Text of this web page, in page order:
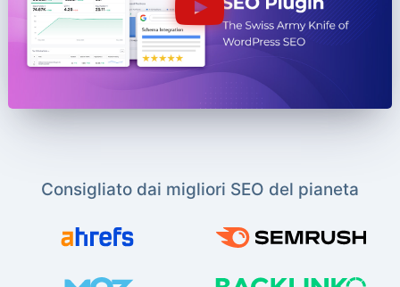
Consigliato dai migliori SEO del pianeta